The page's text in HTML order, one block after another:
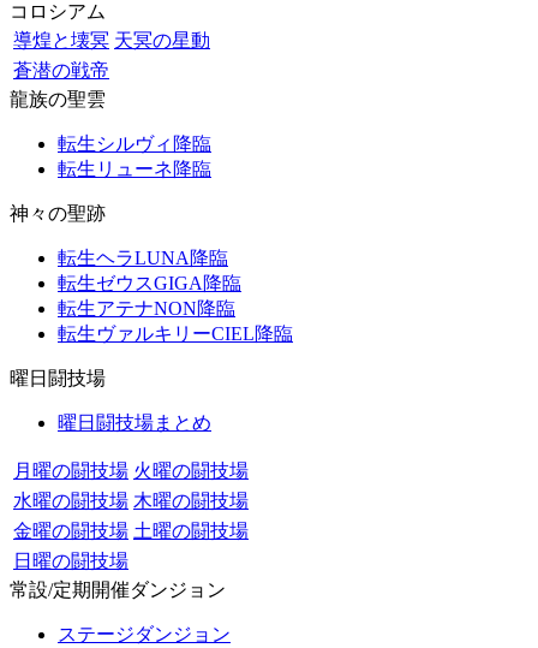
コロシアム
導煌と壊冥 天冥の星動
蒼潜の戦帝
龍族の聖雲
転生シルヴィ降臨
転生リューネ降臨
神々の聖跡
転生ヘラLUNA降臨
転生ゼウスGIGA降臨
転生アテナNON降臨
転生ヴァルキリーCIEL降臨
曜日闘技場
曜日闘技場まとめ
月曜の闘技場 火曜の闘技場
水曜の闘技場 木曜の闘技場
金曜の闘技場 土曜の闘技場
日曜の闘技場
常設/定期開催ダンジョン
ステージダンジョン